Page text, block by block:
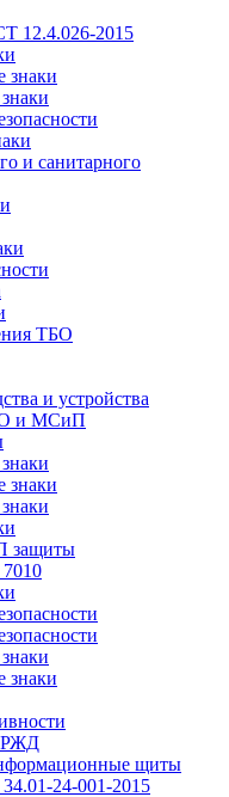
12.4.026-2015
знаки
и санитарного
ТБО
и устройства
и МСиП
знаки
защиты
7010
знаки
РЖД
щиты
24-001-2015